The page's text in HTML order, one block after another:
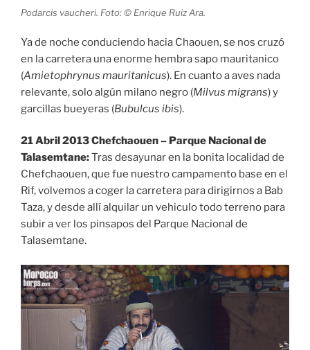
Podarcis vaucheri. Foto: © Enrique Ruiz Ara.
Ya de noche conduciendo hacia Chaouen, se nos cruzó
en la carretera una enorme hembra sapo mauritanico
(Amietophrynus mauritanicus). En cuanto a aves nada
relevante, solo algún milano negro (Milvus migrans) y
garcillas bueyeras (Bubulcus ibis).
21 Abril 2013 Chefchaouen – Parque Nacional de
Talasemtane:Tras desayunar en la bonita localidad de
Chefchaouen, que fue nuestro campamento base en el
Rif, volvemos a coger la carretera para dirigirnos a Bab
Taza, y desde allí alquilar un vehiculo todo terreno para
subir a ver los pinsapos del Parque Nacional de
Talasemtane.